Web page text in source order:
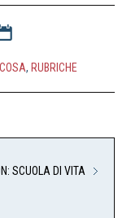
, RUBRICHE
SCUOLA DI VITA